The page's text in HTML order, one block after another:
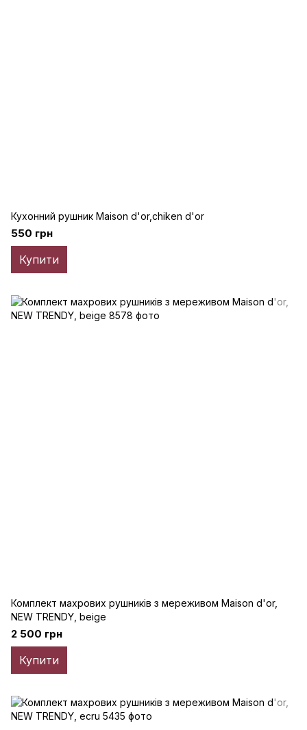
Кухонний рушник Maison d'or,chiken d'or
550 грн
Купити
Комплект махрових рушників з мереживом Maison d'or,
NEW TRENDY, beige
2 500 грн
Купити